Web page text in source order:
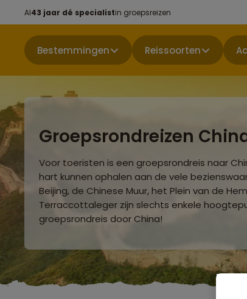
Al43 jaar dé specialistin groepsreizen
Bestemmingen Reissoorten
Groepsrondreizen
Voor toeristen is een groepsrondreis naar
hart kunnen ophalen aan de vele
Beijing, de Chinese Muur, het Plein van de
Terraccottaleger zijn slechts enkele
groepsrondreis door China!